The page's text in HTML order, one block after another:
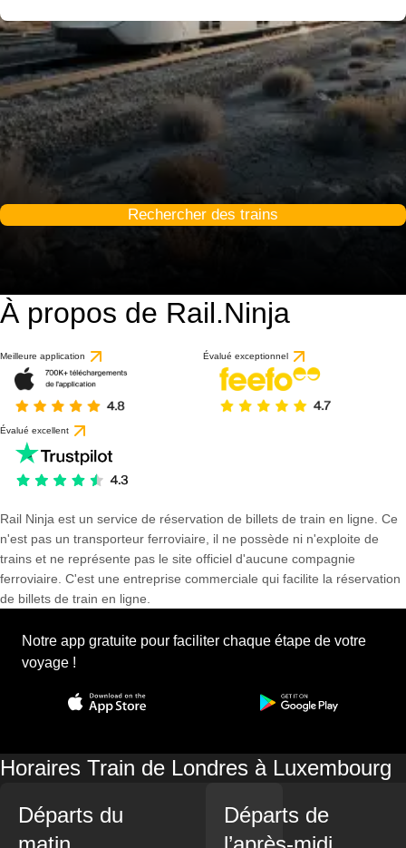
Rechercher des trains
À propos de Rail.Ninja
Meilleure application Évalué exceptionnel
Évalué excellent
Rail Ninja est un service de réservation de billets de train en ligne. Ce
n'est pas un transporteur ferroviaire, il ne possède ni n'exploite de
trains et ne représente pas le site officiel d'aucune compagnie
ferroviaire. C'est une entreprise commerciale qui facilite la réservation
de billets de train en ligne.
Notre app gratuite pour faciliter chaque étape de votre
voyage !
Horaires Train de Londres à Luxembourg
Départs du
Départs de